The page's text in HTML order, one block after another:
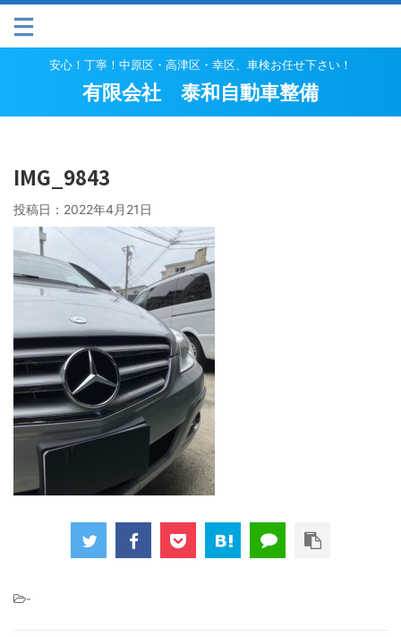
安心！丁寧！中原区・高津区・幸区、車検お任せ下さい！
有限会社 泰和自動車整備
IMG_9843
投稿日： 2022年4月21日
-